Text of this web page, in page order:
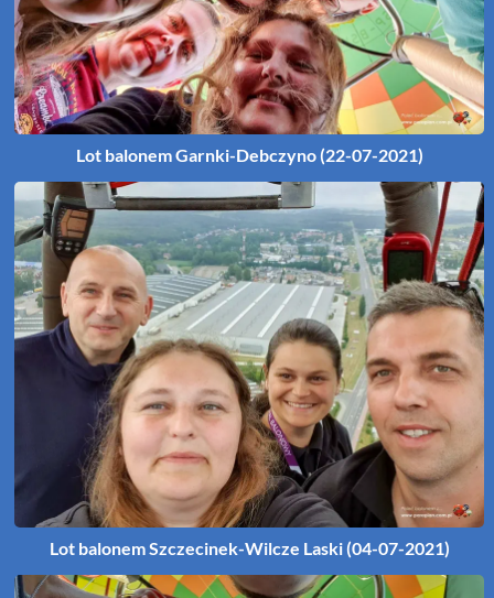
Lot balonem Garnki-Debczyno (22-07-2021)
Lot balonem Szczecinek-Wilcze Laski (04-07-2021)